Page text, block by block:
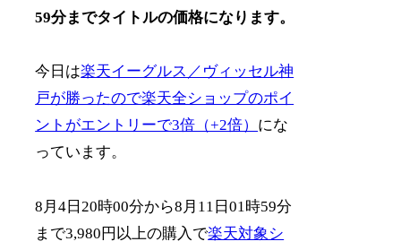
59分までタイトルの価格になります。
今日は楽天イーグルス／ヴィッセル神
戸が勝ったので楽天全ショップのポイ
ントがエントリーで3倍（+2倍） にな
っています。
8月4日20時00分から8月11日01時59分
まで3,980円以上の購入で楽天対象シ